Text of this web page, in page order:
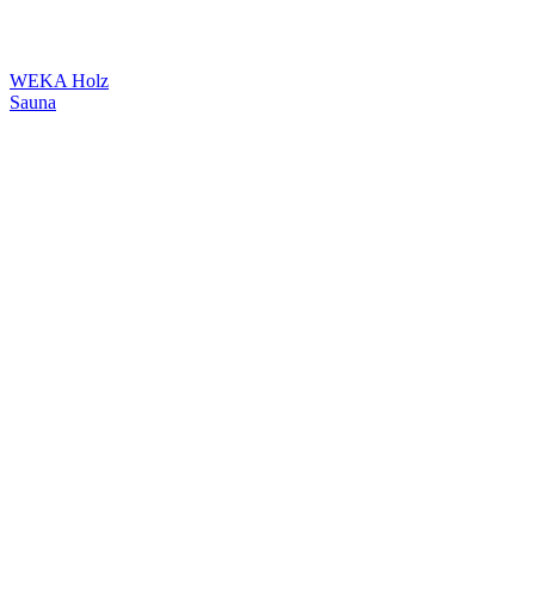
WEKA Holz
Sauna